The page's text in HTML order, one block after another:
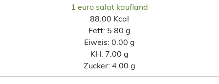
1 euro salat kaufland
88.00 Kcal
Fett: 5.80 g
Eiweis: 0.00 g
KH: 7.00 g
Zucker: 4.00 g